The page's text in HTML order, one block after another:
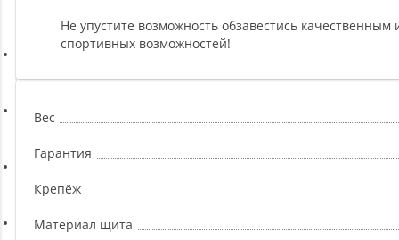
Новинки
Отзывы о товаре
Не упустите возможность обзавестись
спортивных возможностей!
Вес
Гарантия
Крепёж
Материал щита